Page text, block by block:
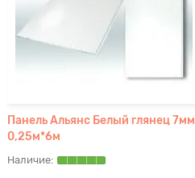
Панель Альянс Белый глянец 7мм
0,25м*6м